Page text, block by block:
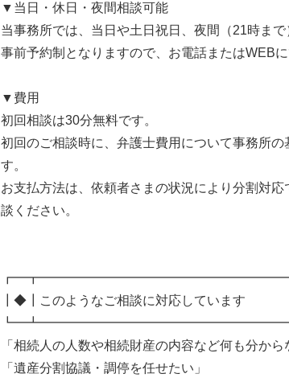
▼当日・休日・夜間相談可能
当事務所では、当日や土日祝日、夜間（21時ま
事前予約制となりますので、お電話またはWEB
▼費用
初回相談は30分無料です。
初回のご相談時に、弁護士費用について事務所
す。
お支払方法は、依頼者さまの状況により分割対
談ください。
┃◆┃このようなご相談に対応しています
「相続人の人数や相続財産の内容など何も分か
「遺産分割協議・調停を任せたい」